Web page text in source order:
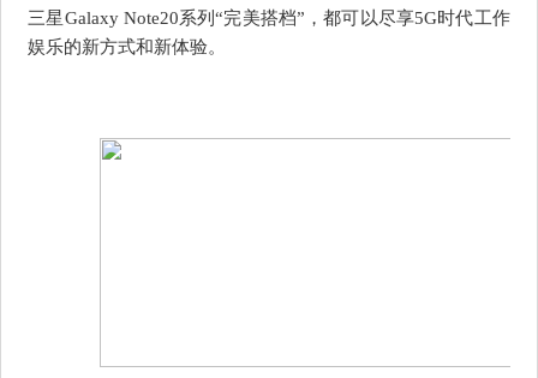
三星Galaxy Note20系列“完美搭档”，都可以尽享5G时代工作
娱乐的新方式和新体验。